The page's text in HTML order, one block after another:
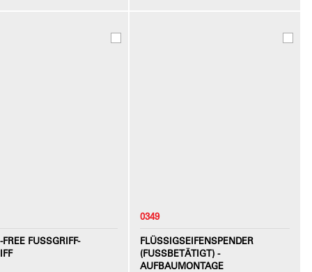
FUSSGRIFF-T
0349
FLÜSSIGSEIFENSPENDER
(FUSSBETÄTIGT) - A
UFBAUMONTAGE